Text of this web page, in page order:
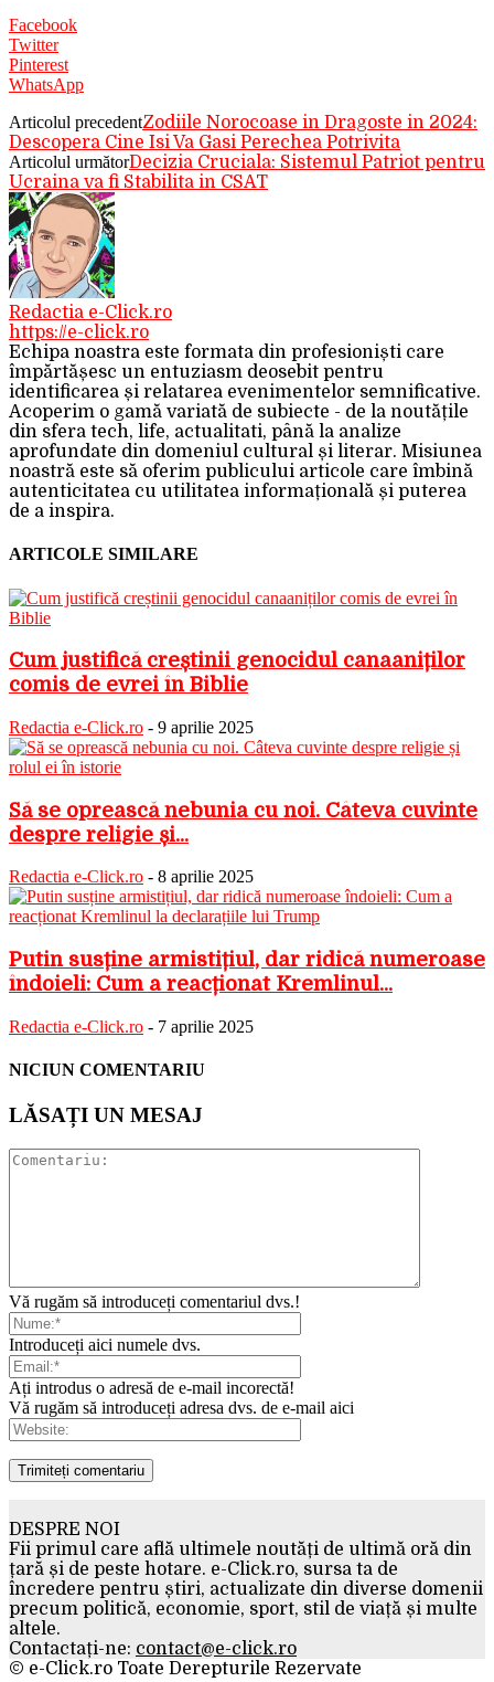
Facebook
Twitter
Pinterest
WhatsApp
Articolul precedentZodiile Norocoase in Dragoste in 2024:
Descopera Cine Isi Va Gasi Perechea Potrivita
Articolul următorDecizia Cruciala: Sistemul Patriot pentru
Ucraina va fi Stabilita in CSAT
Redactia e-Click.ro
https://e-click.ro
Echipa noastra este formata din profesioniști care
împărtășesc un entuziasm deosebit pentru
identificarea și relatarea evenimentelor semnificative.
Acoperim o gamă variată de subiecte - de la noutățile
din sfera tech, life, actualitati, până la analize
aprofundate din domeniul cultural și literar. Misiunea
noastră este să oferim publicului articole care îmbină
autenticitatea cu utilitatea informațională și puterea
de a inspira.
ARTICOLE SIMILARE
Cum justifică creștinii genocidul canaaniților
comis de evrei în Biblie
Redactia e-Click.ro - 9 aprilie 2025
Să se oprească nebunia cu noi. Câteva cuvinte
despre religie și...
Redactia e-Click.ro - 8 aprilie 2025
Putin susține armistițiul, dar ridică numeroase
îndoieli: Cum a reacționat Kremlinul...
Redactia e-Click.ro - 7 aprilie 2025
NICIUN COMENTARIU
LĂSAȚI UN MESAJ
Vă rugăm să introduceți comentariul dvs.!
Introduceți aici numele dvs.
Ați introdus o adresă de e-mail incorectă!
Vă rugăm să introduceți adresa dvs. de e-mail aici
DESPRE NOI
Fii primul care află ultimele noutăți de ultimă oră din
țară și de peste hotare. e-Click.ro, sursa ta de
încredere pentru știri, actualizate din diverse domenii
precum politică, economie, sport, stil de viață și multe
altele.
Contactați-ne: contact@e-click.ro
© e-Click.ro Toate Derepturile Rezervate